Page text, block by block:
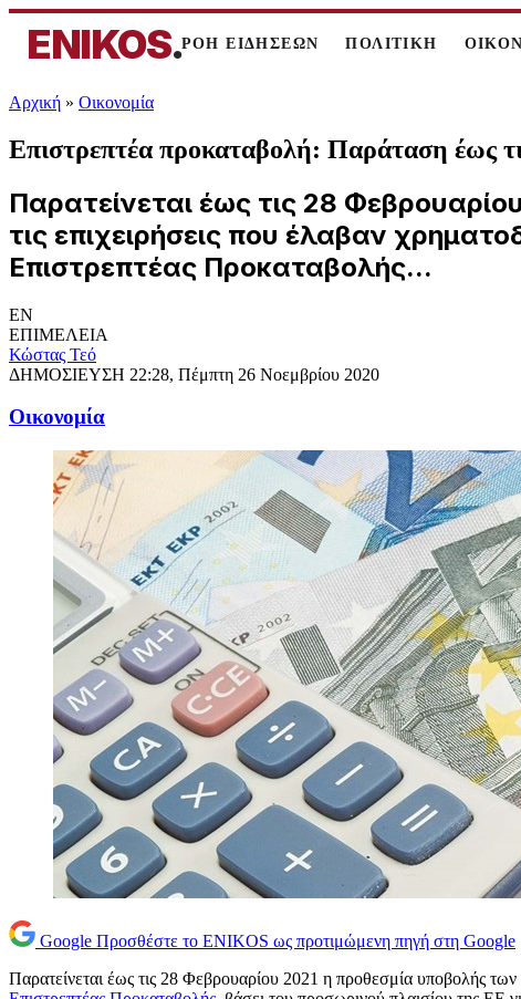
ENIKOS.ΡΟΗ ΕΙΔΗΣΕΩΝ ΠΟΛΙΤΙΚΗ
Αρχική » Oικονομία
Επιστρεπτέα προκαταβολή: Παράταση έως
Παρατείνεται έως τις 28
τις επιχειρήσεις που έλαβαν
Επιστρεπτέας Προκαταβολής...
EN
ΕΠΙΜΕΛΕΙΑ
Κώστας Τεό
ΔΗΜΟΣΙΕΥΣΗ 22:28, Πέμπτη 26 Νοεμβρίου 2020
Oικονομία
Google Προσθέστε το ENIKOS ως προτιμώμενη πηγή στη Google
Παρατείνεται έως τις 28 Φεβρουαρίου 2021 η προθεσμία υποβολής των